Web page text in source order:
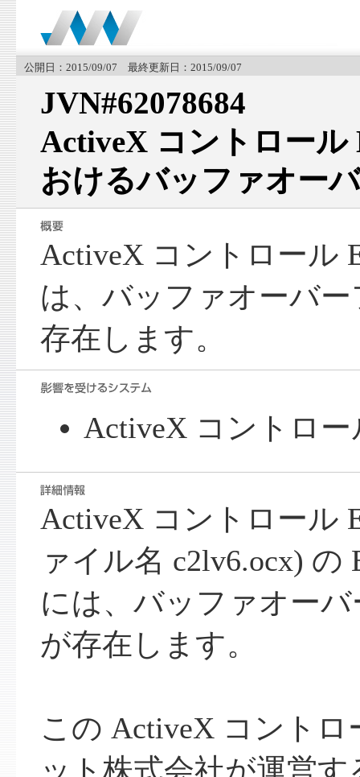
公開日：2015/09/07 最終更新日：2015/09/07
JVN#62078684
ActiveX コントロール
おけるバッファオー
ActiveX コントロール
は、バッファオーバ
存在します。
ActiveX コントロー
ActiveX コントロール
ァイル名 c2lv6.ocx) の
には、バッファオー
が存在します。
この ActiveX コント